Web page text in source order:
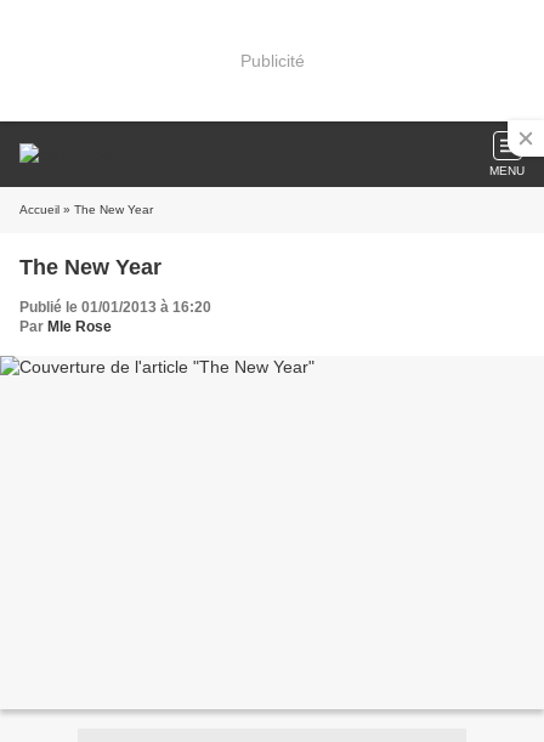
Publicité
MENU
Accueil » The New Year
The New Year
Publié le 01/01/2013 à 16:20
Par Mle Rose